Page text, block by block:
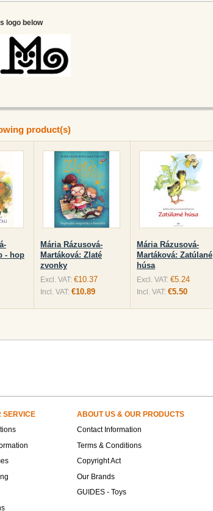
logo below
product(s)
- hop
Mária Rázusová-
Martáková: Zlaté
zvonky
Excl. VAT: €10.37
Incl. VAT: €10.89
Mária Rázusová-
Martáková: Zatúlané
húsa
Excl. VAT: €5.24
Incl. VAT: €5.50
SERVICE ABOUT US & OUR PRODUCTS
Contact Information
Terms & Conditions
Copyright Act
Our Brands
GUIDES - Toys